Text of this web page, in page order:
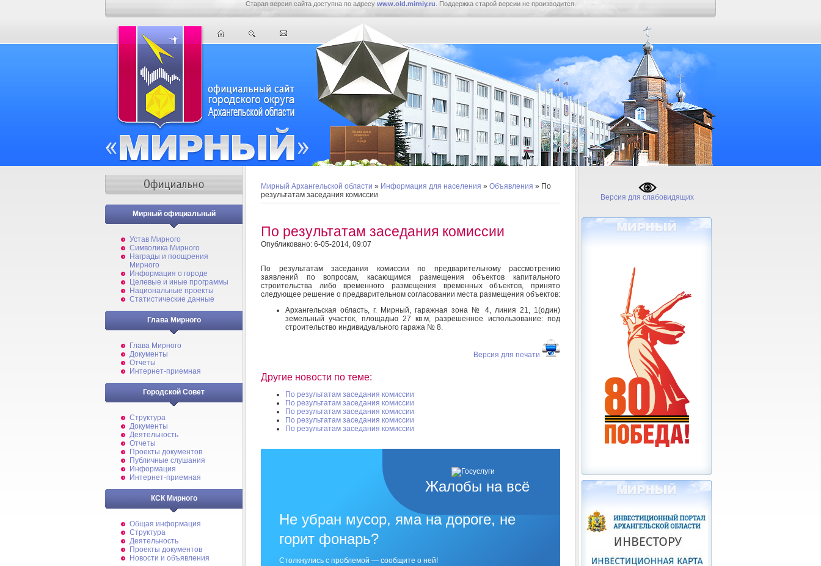
Старая версия сайта доступна по адресу www.old.mirniy.ru . Поддержка старой версии не производится.
Мирный официальный
Устав Мирного
Символика Мирного
Награды и поощрения
Мирного
Информация о городе
Целевые и иные программы
Национальные проекты
Статистические данные
Глава Мирного
Глава Мирного
Документы
Отчеты
Интернет-приемная
Городской Совет
Структура
Документы
Деятельность
Отчеты
Проекты документов
Публичные слушания
Информация
Интернет-приемная
КСК Мирного
Общая информация
Структура
Деятельность
Проекты документов
Новости и объявления
Мирный Архангельской области » Информация для населения » Объявления » По
результатам заседания комиссии
По результатам заседания комиссии
Опубликовано: 6-05-2014, 09:07
По результатам заседания комиссии по предварительному рассмотрению
заявлений по вопросам, касающимся размещения объектов капитального
строительства либо временного размещения временных объектов, принято
следующее решение о предварительном согласовании места размещения объектов:
Архангельская область, г. Мирный, гаражная зона № 4, линия 21, 1(один)
земельный участок, площадью 27 кв.м, разрешенное использование: под
строительство индивидуального гаража № 8.
Версия для печати
Другие новости по теме:
По результатам заседания комиссии
По результатам заседания комиссии
По результатам заседания комиссии
По результатам заседания комиссии
По результатам заседания комиссии
Жалобы на всё
Не убран мусор, яма на дороге, не
горит фонарь?
Столкнулись с проблемой — сообщите о ней!
Версия для слабовидящих